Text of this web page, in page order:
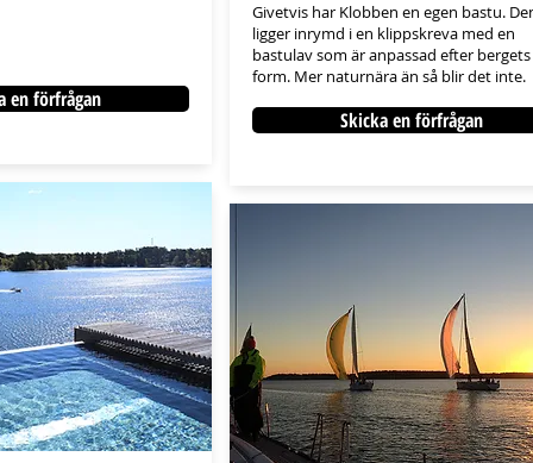
en förfrågan
Givetvis har Klobben en egen bastu.
ligger inrymd i en klippskreva med en
bastulav som är anpassad efter bergets
form. Mer naturnära än så blir det inte.​​
Skicka en förfrågan